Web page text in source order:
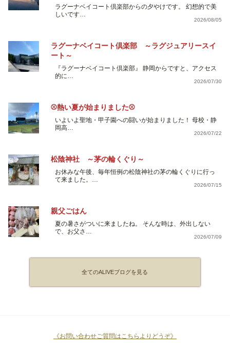
ラグーナベイコート倶楽部からの夕やけです。 幻想的で美
しいです…
2026/08/05
ラグーナベイコート倶楽部 ～ラグジュアリースイ
ート～
『ラグーナベイコート倶楽部』 静岡からですと、アクセス
的に…
2026/07/30
⚾熱い夏が始まりました⚾
いよいよ聖地・甲子園への闘いが始まりました！ 母校・静
岡高…
2026/07/22
松陰神社 ～茅の輪くぐり～
お休みな午後、毎年恒例の松陰神社の茅の輪くぐりに行っ
て来ました。…
2026/07/15
親父ごはん
夏の暑さがついに来ましたね。 そんな時は、外出しない
で、お父さ…
2026/07/09
全てのALIVEブログを見る
《お問い合わせご質問はこちらよりどうぞ》